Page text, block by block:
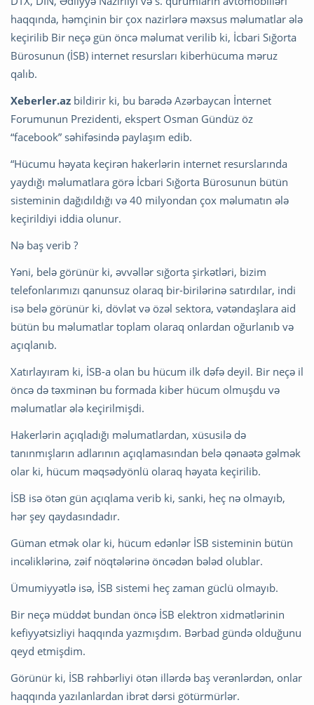
haqqında, həmçinin bir çox nazirlərə məxsus məlumatlar ələ
keçirilib Bir neçə gün öncə məlumat verilib ki, İcbari Sığorta
Bürosunun (İSB) internet resursları kiberhücuma məruz
qalıb.
Xeberler.az bildirir ki, bu barədə Azərbaycan İnternet
Forumunun Prezidenti, ekspert Osman Gündüz öz
“facebook” səhifəsində paylaşım edib.
“Hücumu həyata keçirən hakerlərin internet resurslarında
yaydığı məlumatlara görə İcbari Sığorta Bürosunun bütün
sisteminin dağıdıldığı və 40 milyondan çox məlumatın ələ
keçirildiyi iddia olunur.
Nə baş verib ?
Yəni, belə görünür ki, əvvəllər sığorta şirkətləri, bizim
telefonlarımızı qanunsuz olaraq bir-birilərinə satırdılar, indi
isə belə görünür ki, dövlət və özəl sektora, vətəndaşlara aid
bütün bu məlumatlar toplam olaraq onlardan oğurlanıb və
açıqlanıb.
Xatırlayıram ki, İSB-a olan bu hücum ilk dəfə deyil. Bir neçə il
öncə də təxminən bu formada kiber hücum olmuşdu və
məlumatlar ələ keçirilmişdi.
Hakerlərin açıqladığı məlumatlardan, xüsusilə də
tanınmışların adlarının açıqlamasından belə qənaətə gəlmək
olar ki, hücum məqsədyönlü olaraq həyata keçirilib.
İSB isə ötən gün açıqlama verib ki, sanki, heç nə olmayıb,
hər şey qaydasındadır.
Güman etmək olar ki, hücum edənlər İSB sisteminin bütün
incəliklərinə, zəif nöqtələrinə öncədən bələd olublar.
Ümumiyyətlə isə, İSB sistemi heç zaman güclü olmayıb.
Bir neçə müddət bundan öncə İSB elektron xidmətlərinin
kefiyyətsizliyi haqqında yazmışdım. Bərbad gündə olduğunu
qeyd etmişdim.
Görünür ki, İSB rəhbərliyi ötən illərdə baş verənlərdən, onlar
haqqında yazılanlardan ibrət dərsi götürmürlər.